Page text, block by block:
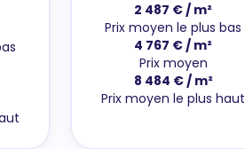
2 487 € / m²
Prix moyen le plus bas
4 767 € / m²
Prix moyen
8 484 € / m²
Prix moyen le plus haut